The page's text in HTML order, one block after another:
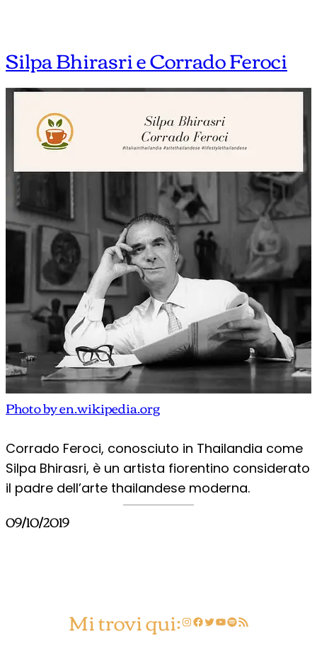
Silpa Bhirasri e Corrado Feroci
Photo by en.wikipedia.org
Corrado Feroci, conosciuto in Thailandia come
Silpa Bhirasri, è un artista fiorentino considerato
il padre dell’arte thailandese moderna.
09/10/2019
Mi trovi qui:InstagramFacebookTwitter YouTube Spotify Feed RSS